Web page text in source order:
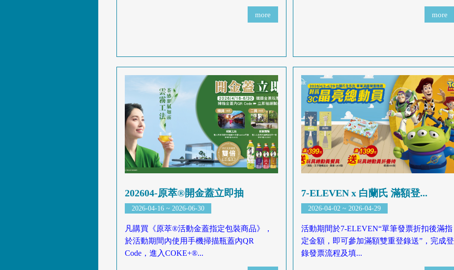
more more
202604-原萃®開金蓋立即抽
2026-04-16 ~ 2026-06-30
凡購買《原萃®活動金蓋指定包裝商品》，
於活動期間內使用手機掃描瓶蓋內QR
Code，進入COKE+®...
7-ELEVEN x 白蘭氏 滿額登...
2026-04-02 ~ 2026-04-29
活動期間於7-ELEVEN“單筆發票折扣後滿指
定金額，即可參加滿額雙重登錄送”，完成登
錄發票流程及填...